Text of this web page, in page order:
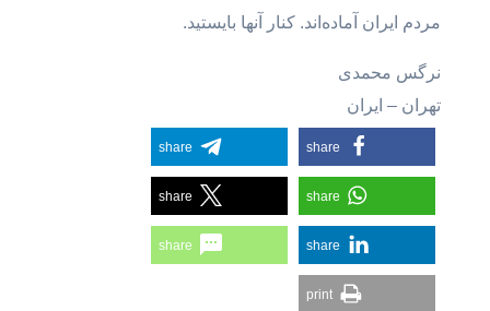
مردم ایران آماده‌اند. کنار آنها بایستید.
نرگس محمدی
تهران – ایران
share
share
share
share
share
share
print